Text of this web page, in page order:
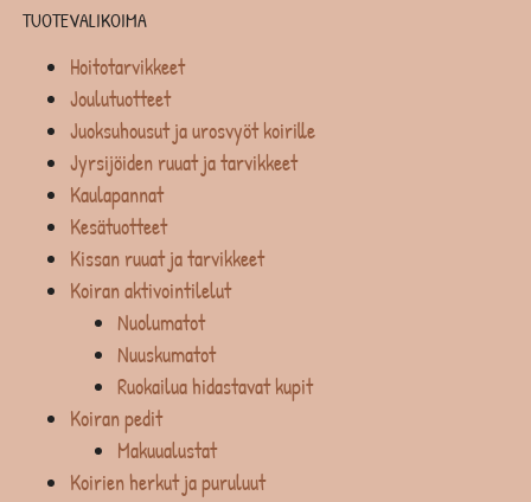
TUOTEVALIKOIMA
Hoitotarvikkeet
Joulutuotteet
Juoksuhousut ja urosvyöt koirille
Jyrsijöiden ruuat ja tarvikkeet
Kaulapannat
Kesätuotteet
Kissan ruuat ja tarvikkeet
Koiran aktivointilelut
Nuolumatot
Nuuskumatot
Ruokailua hidastavat kupit
Koiran pedit
Makuualustat
Koirien herkut ja puruluut